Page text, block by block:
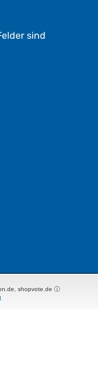
sind
shopvote.de ⓘ